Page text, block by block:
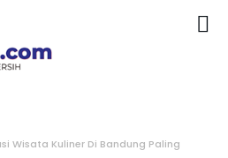
Wisata Kuliner Di Bandung Paling